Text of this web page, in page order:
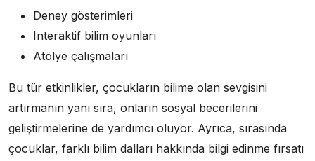
Deney gösterimleri
Interaktif bilim oyunları
Atölye çalışmaları
Bu tür etkinlikler, çocukların bilime olan sevgisini
artırmanın yanı sıra, onların sosyal becerilerini
geliştirmelerine de yardımcı oluyor. Ayrıca, sırasında
çocuklar, farklı bilim dalları hakkında bilgi edinme fırsatı